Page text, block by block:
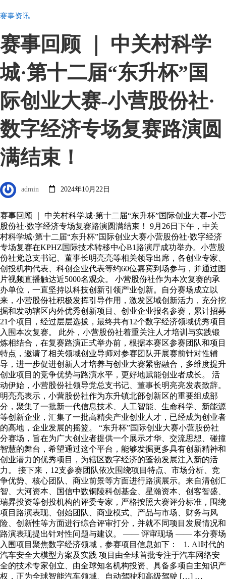
赛事资讯
赛事回顾 ｜ 中关村科学
城·第十二届“东升杯”国
际创业大赛-小营股份社·
数字经济专场复赛路演圆
满结束！
admin 2024年10月22日
赛事回顾 ｜ 中关村科学城·第十二届“东升杯”国际创业大赛-小营
股份社·数字经济专场复赛路演圆满结束！ 9月26日下午，中关
村科学城·第十二届“东升杯”国际创业大赛小营股份社·数字经济
专场复赛在KPHZ国际技术转移中心B1路演厅成功举办。小营股
份社党总支书记、董事长明亮亮等相关领导出席，各创业专家、
创投机构代表、科创企业代表等约60位嘉宾到场参与，并通过图
片视频直播触达近5000名观众。 小营股份社作为本次复赛的承
办单位，一直坚持以科技创新引领产业创新。自分赛场成立以
来，小营股份社积极发挥引导作用，激发区域创新活力，充分挖
掘和发动辖区内外优秀创新项目、创业企业报名参赛，累计招募
21个项目，经过层层选拔，最终共有12个数字经济领域优秀项目
入围本次复赛。 此外，小营股份社着重关注人才培训与实践锻
炼相结合，在复赛路演正式举办前，根据本赛区参赛团队和项目
特点，邀请了相关领域创业导师对参赛团队开展赛前针对性辅
导，进一步促进创新人才培养与创业大赛紧密融合，多维度提升
创业项目的竞争优势与路演水平，更好地赋能创业者成长。 活
动伊始，小营股份社领导党总支书记、董事长明亮亮发表致辞。
明亮亮表示，小营股份社作为东升镇北部创新区的重要组成部
分，聚集了一批新一代信息技术、人工智能、生命科学、新能源
等创新企业，汇集了一批高精尖产业创业人才，已经成为创业者
的高地，企业发展的摇篮。 “东升杯”国际创业大赛小营股份社
分赛场，旨在为广大创业者提供一个展示才华、交流思想、碰撞
智慧的舞台，希望通过这个平台，能够发掘更多具有创新精神和
创业潜力的优秀项目，为辖区数字经济的蓬勃发展注入新的活
力。 接下来，12支参赛团队依次围绕项目特点、市场分析、竞
争优势、核心团队、商业前景等方面进行路演展示。来自清创汇
智、大河资本、国信中数铜陵科创基金、星瀚资本、创客智盛、
瑞昇投资等创投机构的评委专家，严格按照大赛评分标准，围绕
项目路演表现、创始团队、商业模式、产品与市场、财务与风
险、创新性等方面进行综合评审打分，并就不同项目发展情况和
路演表现提出针对性问题与建议。 —— 评审现场 —— 本分赛场
入围项目聚焦数字经济领域，参赛项目信息如下： 1. AI时代的
汽车安全大模型方案及实践 项目由全球首批专注于汽车网络安
全的技术专家创立、由全球知名机构投资、具备多项自主知识产
权，正为全球智能汽车领域、自动驾驶和高级驾驶 […] …